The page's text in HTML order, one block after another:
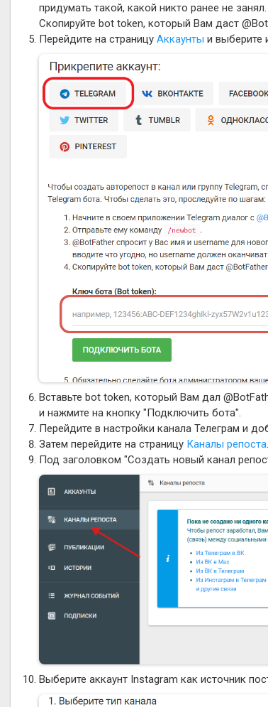
придумать такой, какой никто ранее не
Скопируйте bot token, который Вам даст
Перейдите на страницуАккаунты и выберите
Вставьте bot token, который Вам дал
и нажмите на кнопку "Подключить бота".
Перейдите в настройки канала Телеграм и
Затем перейдите на страницу Каналы репоста.
Под заголовком "Создать новый канал
Выберите аккаунт Instagram как источник